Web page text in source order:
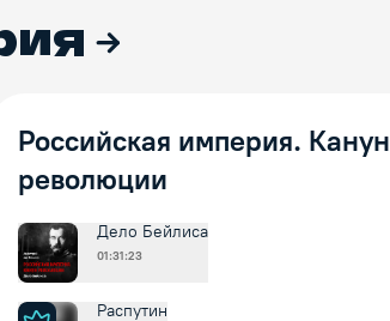
Российская империя. Канун
революции
Дело Бейлиса
01:31:23
Распутин